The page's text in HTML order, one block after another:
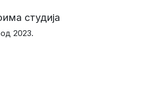
студија
2023.